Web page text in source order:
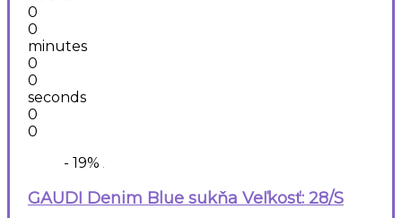
0
0
minutes
0
0
seconds
0
0
- 19%
GAUDI Denim Blue sukňa Veľkosť: 28/S